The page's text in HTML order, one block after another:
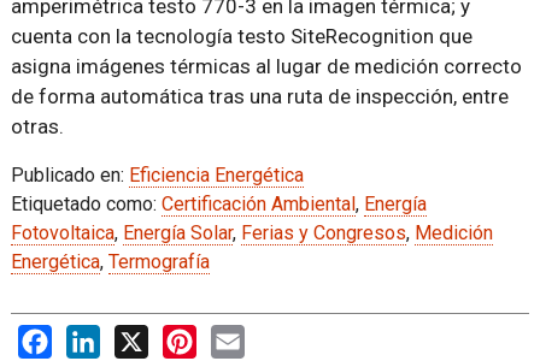
amperimétrica testo 770-3 en la imagen térmica; y
cuenta con la tecnología testo SiteRecognition que
asigna imágenes térmicas al lugar de medición correcto
de forma automática tras una ruta de inspección, entre
otras.
Publicado en: Eficiencia Energética
Etiquetado como: Certificación Ambiental, Energía
Fotovoltaica, Energía Solar, Ferias y Congresos, Medición
Energética, Termografía
FacebookLinkedIn
X PinterestEmail